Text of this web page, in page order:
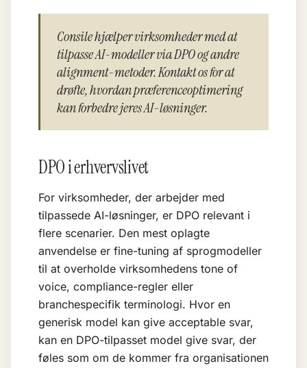
Consile hjælper virksomheder med at
tilpasse AI-modeller via DPO og andre
alignment-metoder. Kontakt os for at
drøfte, hvordan præferenceoptimering
kan forbedre jeres AI-løsninger.
DPO i erhvervslivet
For virksomheder, der arbejder med
tilpassede AI-løsninger, er DPO relevant i
flere scenarier. Den mest oplagte
anvendelse er fine-tuning af sprogmodeller
til at overholde virksomhedens tone of
voice, compliance-regler eller
branchespecifik terminologi. Hvor en
generisk model kan give acceptable svar,
kan en DPO-tilpasset model give svar, der
føles som om de kommer fra organisationen